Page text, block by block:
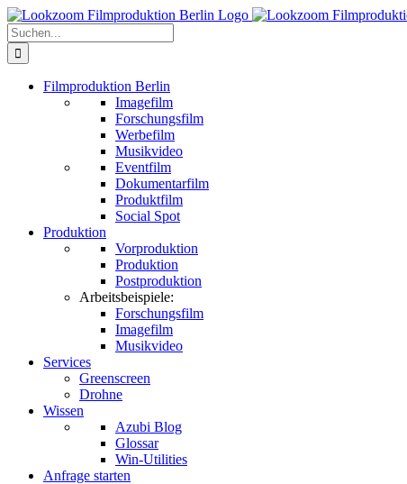
Zum
Inhalt
springen
Suche
nach:
Filmproduktion Berlin
Imagefilm
Forschungsfilm
Werbefilm
Musikvideo
Eventfilm
Dokumentarfilm
Produktfilm
Social Spot
Produktion
Vorproduktion
Produktion
Postproduktion
Arbeitsbeispiele:
Forschungsfilm
Imagefilm
Musikvideo
Services
Greenscreen
Drohne
Wissen
Azubi Blog
Glossar
Win-Utilities
Anfrage starten